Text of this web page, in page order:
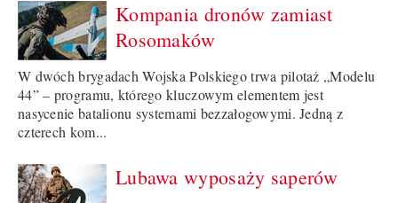
Kompania dronów zamiast
Rosomaków
W dwóch brygadach Wojska Polskiego trwa pilotaż „Modelu
44” – programu, którego kluczowym elementem jest
nasycenie batalionu systemami bezzałogowymi. Jedną z
czterech kom...
Lubawa wyposaży saperów